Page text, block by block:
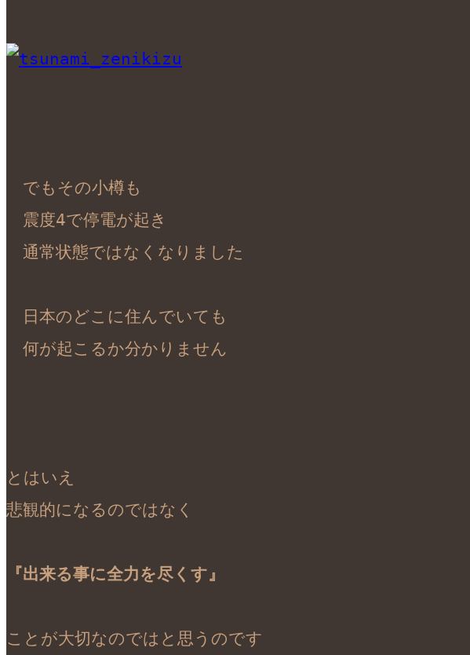
でもその小樽も
震度4で停電が起き
通常状態ではなくなりました
日本のどこに住んでいても
何が起こるか分かりません
とはいえ
悲観的になるのではなく
『出来る事に全力を尽くす』
ことが大切なのではと思うのです